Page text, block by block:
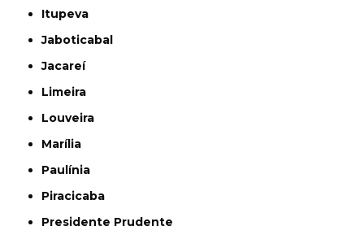
Itupeva
Jaboticabal
Jacareí
Limeira
Louveira
Marília
Paulínia
Piracicaba
Presidente Prudente